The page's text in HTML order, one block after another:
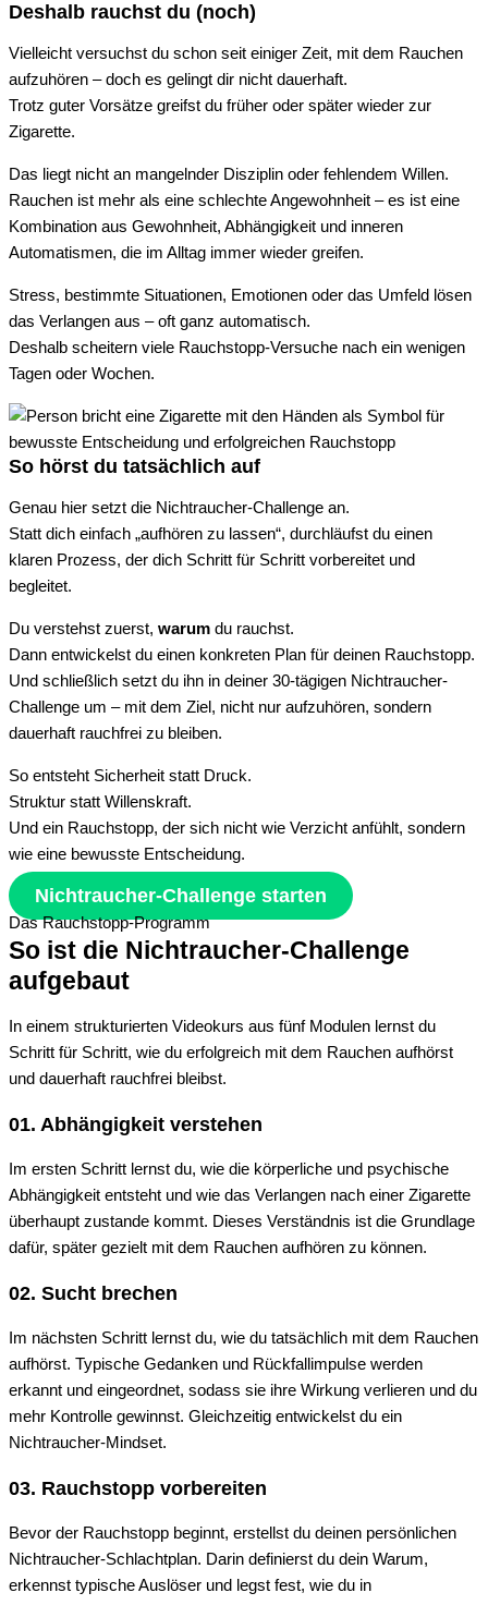
Deshalb rauchst du (noch)
Vielleicht versuchst du schon seit einiger Zeit, mit dem Rauchen
aufzuhören – doch es gelingt dir nicht dauerhaft.
Trotz guter Vorsätze greifst du früher oder später wieder zur
Zigarette.
Das liegt nicht an mangelnder Disziplin oder fehlendem Willen.
Rauchen ist mehr als eine schlechte Angewohnheit – es ist eine
Kombination aus Gewohnheit, Abhängigkeit und inneren
Automatismen, die im Alltag immer wieder greifen.
Stress, bestimmte Situationen, Emotionen oder das Umfeld lösen
das Verlangen aus – oft ganz automatisch.
Deshalb scheitern viele Rauchstopp-Versuche nach ein wenigen
Tagen oder Wochen.
So hörst du tatsächlich auf
Genau hier setzt die Nichtraucher-Challenge an.
Statt dich einfach „aufhören zu lassen“, durchläufst du einen
klaren Prozess, der dich Schritt für Schritt vorbereitet und
begleitet.
Du verstehst zuerst, warum du rauchst.
Dann entwickelst du einen konkreten Plan für deinen Rauchstopp.
Und schließlich setzt du ihn in deiner 30-tägigen Nichtraucher-
Challenge um – mit dem Ziel, nicht nur aufzuhören, sondern
dauerhaft rauchfrei zu bleiben.
So entsteht Sicherheit statt Druck.
Struktur statt Willenskraft.
Und ein Rauchstopp, der sich nicht wie Verzicht anfühlt, sondern
wie eine bewusste Entscheidung.
Nichtraucher-Challenge starten
Das Rauchstopp-Programm
So ist die Nichtraucher-Challenge
aufgebaut
In einem strukturierten Videokurs aus fünf Modulen lernst du
Schritt für Schritt, wie du erfolgreich mit dem Rauchen aufhörst
und dauerhaft rauchfrei bleibst.
01. Abhängigkeit verstehen
Im ersten Schritt lernst du, wie die körperliche und psychische
Abhängigkeit entsteht und wie das Verlangen nach einer Zigarette
überhaupt zustande kommt. Dieses Verständnis ist die Grundlage
dafür, später gezielt mit dem Rauchen aufhören zu können.
02. Sucht brechen
Im nächsten Schritt lernst du, wie du tatsächlich mit dem Rauchen
aufhörst. Typische Gedanken und Rückfallimpulse werden
erkannt und eingeordnet, sodass sie ihre Wirkung verlieren und du
mehr Kontrolle gewinnst. Gleichzeitig entwickelst du ein
Nichtraucher-Mindset.
03. Rauchstopp vorbereiten
Bevor der Rauchstopp beginnt, erstellst du deinen persönlichen
Nichtraucher-Schlachtplan. Darin definierst du dein Warum,
erkennst typische Auslöser und legst fest, wie du in